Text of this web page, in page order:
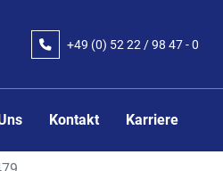
+49 (0) 52 22 / 98 47 - 0
Kontakt Karriere